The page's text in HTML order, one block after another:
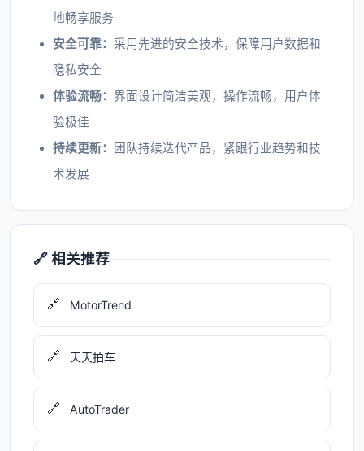
地畅享服务
安全可靠： 采用先进的安全技术，保障用户数据和
隐私安全
体验流畅： 界面设计简洁美观，操作流畅，用户体
验极佳
持续更新：
团队持续迭代产品，紧跟行业趋势和技
术发展
🔗 相关推荐
🔗 MotorTrend
🔗 天天拍车
🔗 AutoTrader